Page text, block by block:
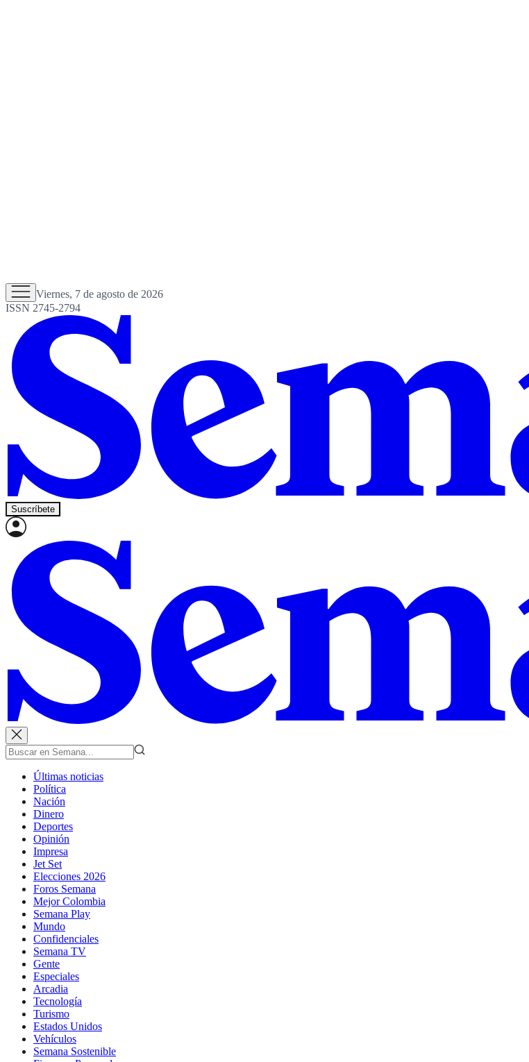
Viernes, 7 de agosto de 2026
ISSN 2745-2794
Suscríbete
Últimas noticias
Política
Nación
Dinero
Deportes
Opinión
Impresa
Jet Set
Elecciones 2026
Foros Semana
Mejor Colombia
Semana Play
Mundo
Confidenciales
Semana TV
Gente
Especiales
Arcadia
Tecnología
Turismo
Estados Unidos
Vehículos
Semana Sostenible